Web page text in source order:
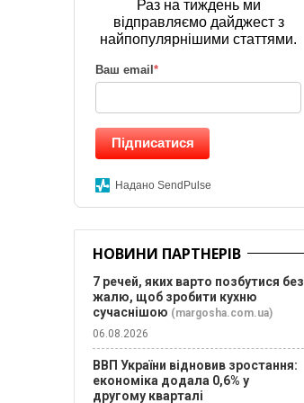
Раз на тиждень ми
відправляємо дайджест з
найпопулярнішими статтями.
Ваш email *
Підписатися
Надано SendPulse
НОВИНИ ПАРТНЕРІВ
7 речей, яких варто позбутися без
жалю, щоб зробити кухню
сучаснішою (margosha.com.ua)
06.08.2026
ВВП України відновив зростання:
економіка додала 0,6% у
другому кварталі